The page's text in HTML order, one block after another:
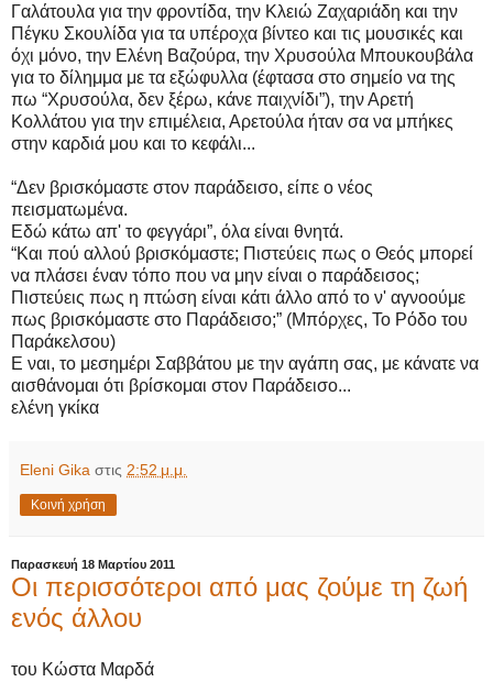
Γαλάτουλα για την φροντίδα, την Κλειώ Ζαχαριάδη και την
Πέγκυ Σκουλίδα για τα υπέροχα βίντεο και τις μουσικές και
όχι μόνο, την Ελένη Βαζούρα, την Χρυσούλα Μπουκουβάλα
για το δίλημμα με τα εξώφυλλα (έφτασα στο σημείο να της
πω “Χρυσούλα, δεν ξέρω, κάνε παιχνίδι”), την Αρετή
Κολλάτου για την επιμέλεια, Αρετούλα ήταν σα να μπήκες
στην καρδιά μου και το κεφάλι...
“Δεν βρισκόμαστε στον παράδεισο, είπε ο νέος
πεισματωμένα.
Εδώ κάτω απ' το φεγγάρι”, όλα είναι θνητά.
“Και πού αλλού βρισκόμαστε; Πιστεύεις πως ο Θεός μπορεί
να πλάσει έναν τόπο που να μην είναι ο παράδεισος;
Πιστεύεις πως η πτώση είναι κάτι άλλο από το ν' αγνοούμε
πως βρισκόμαστε στο Παράδεισο;” (Μπόρχες, Το Ρόδο του
Παράκελσου)
Ε ναι, το μεσημέρι Σαββάτου με την αγάπη σας, με κάνατε να
αισθάνομαι ότι βρίσκομαι στον Παράδεισο...
ελένη γκίκα
Eleni Gika στις 2:52 μ.μ.
Κοινή χρήση
Παρασκευή 18 Μαρτίου 2011
Οι περισσότεροι από μας ζούμε τη ζωή
ενός άλλου
του Κώστα Μαρδά